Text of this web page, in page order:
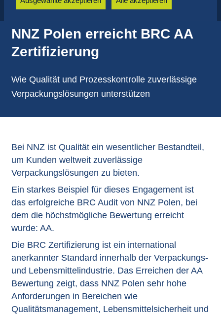
NNZ Polen erreicht BRC AA
Zertifizierung
Wie Qualität und Prozesskontrolle zuverlässige
Verpackungslösungen unterstützen
Bei NNZ ist Qualität ein wesentlicher Bestandteil,
um Kunden weltweit zuverlässige
Verpackungslösungen zu bieten.
Ein starkes Beispiel für dieses Engagement ist
das erfolgreiche BRC Audit von NNZ Polen, bei
dem die höchstmögliche Bewertung erreicht
wurde: AA.
Die BRC Zertifizierung ist ein international
anerkannter Standard innerhalb der Verpackungs-
und Lebensmittelindustrie. Das Erreichen der AA
Bewertung zeigt, dass NNZ Polen sehr hohe
Anforderungen in Bereichen wie
Qualitätsmanagement, Lebensmittelsicherheit und